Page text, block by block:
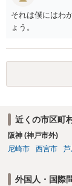
それは僕にはわ
ょう。
近くの市区町
阪神 (神戸市外)
尼崎市
西宮市
外国人・国際